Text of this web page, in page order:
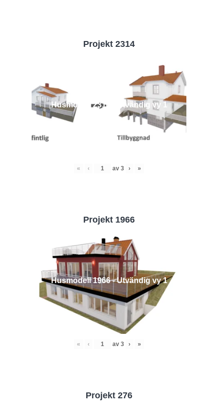
Projekt 2314
Husmodell 2314 - Utvändig vy 1
« ‹ av 3 › »
Projekt 1966
Husmodell 1966 - Utvändig vy 1
« ‹ av 3 › »
Projekt 276